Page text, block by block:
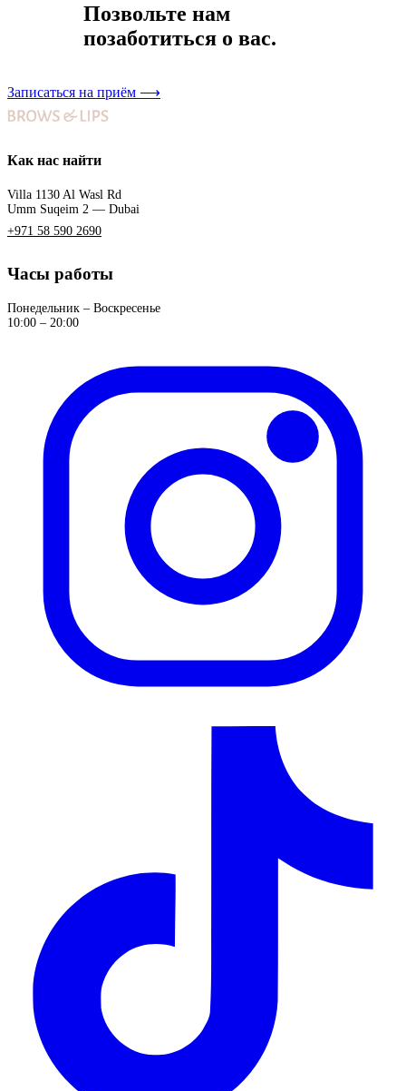
Позвольте нам
позаботиться о вас.
Записаться на приём ⟶
Как нас найти
Villa 1130 Al Wasl Rd
Umm Suqeim 2 — Dubai
+971 58 590 2690
Часы работы
Понедельник – Воскресенье
10:00 – 20:00